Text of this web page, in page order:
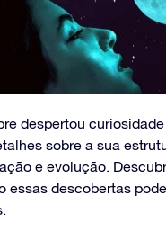
despertou
sobre a sua
e evolução.
essas descobertas